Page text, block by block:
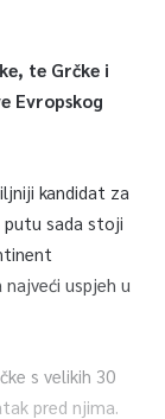
te Grčke i
Evropskog
kandidat za
putu sada stoji
uspjeh u
s velikih 30
pred njima.